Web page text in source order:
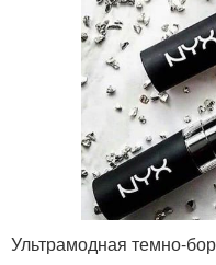
Ультрамодная темно-